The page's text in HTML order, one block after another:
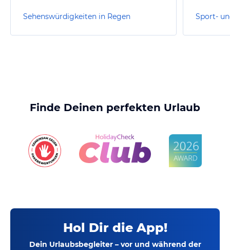
Sehenswürdigkeiten in Regen Sport-
Finde Deinen perfekten Urlaub
Hol Dir die App!
Dein Urlaubsbegleiter – vor und während der